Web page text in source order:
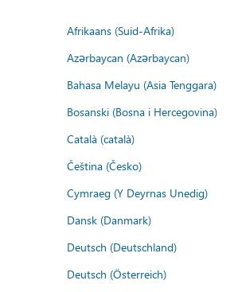
Afrikaans (Suid-Afrika)
Azərbaycan (Azərbaycan)
Bahasa Melayu (Asia Tenggara)
Bosanski (Bosna i Hercegovina)
Català (català)
Čeština (Česko)
Cymraeg (Y Deyrnas Unedig)
Dansk (Danmark)
Deutsch (Deutschland)
Deutsch (Österreich)